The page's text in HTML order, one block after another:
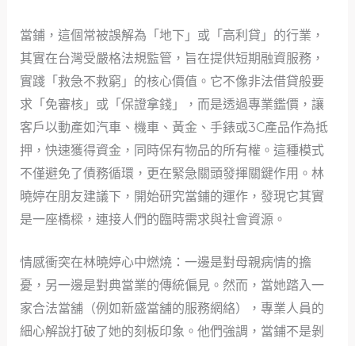
當鋪，這個常被誤解為「地下」或「高利貸」的行業，
其實在台灣受嚴格法規監管，旨在提供短期融資服務，
實踐「救急不救窮」的核心價值。它不像非法借貸般要
求「免審核」或「保證拿錢」，而是透過專業鑑價，讓
客戶以動產如汽車、機車、黃金、手錶或3C產品作為抵
押，快速獲得資金，同時保有物品的所有權。這種模式
不僅避免了債務循環，更在緊急關頭發揮關鍵作用。林
曉婷在朋友建議下，開始研究當鋪的運作，發現它其實
是一座橋樑，連接人們的臨時需求與社會資源。
情感衝突在林曉婷心中燃燒：一邊是對母親病情的擔
憂，另一邊是對典當業的傳統偏見。然而，當她踏入一
家合法當舖（例如新盛當舖的服務網絡），專業人員的
細心解說打破了她的刻板印象。他們強調，當鋪不是剝